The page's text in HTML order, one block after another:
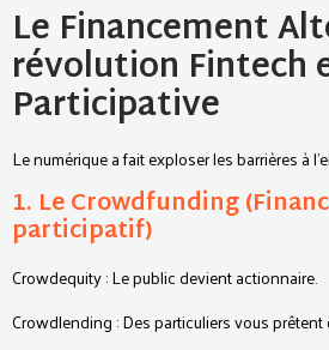
Le Financement
révolution Fintech
Participative
Le numérique a fait exploser les barrières à
1. Le Crowdfunding
participatif)
Crowdequity : Le public devient actionnaire.
Crowdlending : Des particuliers vous prêtent